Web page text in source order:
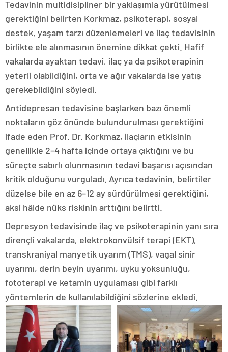
Tedavinin multidisipliner bir yaklaşımla yürütülmesi
gerektiğini belirten Korkmaz, psikoterapi, sosyal
destek, yaşam tarzı düzenlemeleri ve ilaç tedavisinin
birlikte ele alınmasının önemine dikkat çekti. Hafif
vakalarda ayaktan tedavi, ilaç ya da psikoterapinin
yeterli olabildiğini, orta ve ağır vakalarda ise yatış
gerekebildiğini söyledi.
Antidepresan tedavisine başlarken bazı önemli
noktaların göz önünde bulundurulması gerektiğini
ifade eden Prof. Dr. Korkmaz, ilaçların etkisinin
genellikle 2–4 hafta içinde ortaya çıktığını ve bu
süreçte sabırlı olunmasının tedavi başarısı açısından
kritik olduğunu vurguladı. Ayrıca tedavinin, belirtiler
düzelse bile en az 6–12 ay sürdürülmesi gerektiğini,
aksi hâlde nüks riskinin arttığını belirtti.
Depresyon tedavisinde ilaç ve psikoterapinin yanı sıra
dirençli vakalarda, elektrokonvülsif terapi (EKT),
transkraniyal manyetik uyarım (TMS), vagal sinir
uyarımı, derin beyin uyarımı, uyku yoksunluğu,
fototerapi ve ketamin uygulaması gibi farklı
yöntemlerin de kullanılabildiğini sözlerine ekledi.